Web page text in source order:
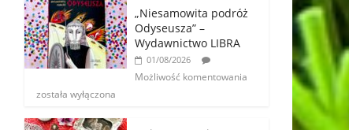
„Niesamowita podróż
Odyseusza” –
Wydawnictwo LIBRA
01/08/2026
Możliwość komentowania
została wyłączona